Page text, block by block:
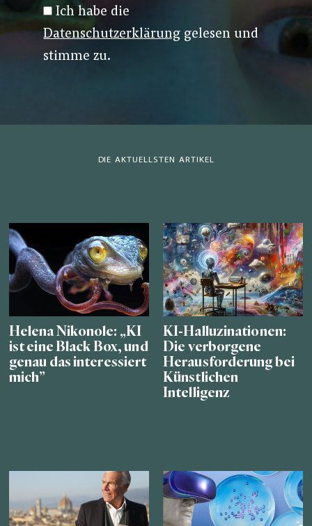
Ich habe die
Datenschutzerklärung gelesen und
stimme zu.
DIE AKTUELLSTEN ARTIKEL
Helena Nikonole: „KI
ist eine Black Box, und
genau das interessiert
mich”
KI-Halluzinationen:
Die verborgene
Herausforderung bei
Künstlichen
Intelligenz